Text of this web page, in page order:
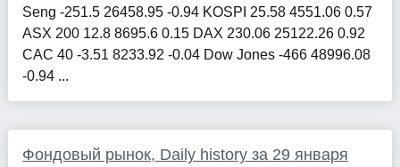
Seng -251.5 26458.95 -0.94 KOSPI 25.58 4551.06 0.57
ASX 200 12.8 8695.6 0.15 DAX 230.06 25122.26 0.92
CAC 40 -3.51 8233.92 -0.04 Dow Jones -466 48996.08
-0.94 ...
Фондовый рынок, Daily history за 29 января